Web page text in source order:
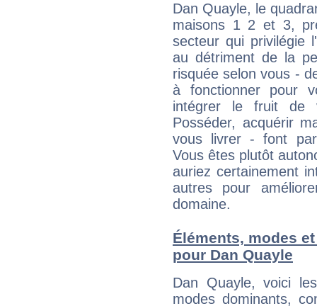
Dan Quayle, le
maisons 1 2 et 3,
secteur qui privilégie
au détriment de la
risquée selon vous -
à fonctionner pour
intégrer le fruit de
Posséder, acquérir
vous livrer - font
Vous êtes plutôt
auriez certainement
autres pour
domaine.
Éléments, modes
pour Dan Quayle
Dan Quayle, voici
modes dominants,